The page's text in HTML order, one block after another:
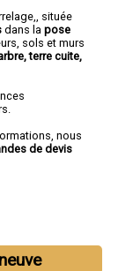
, située
dans la pose
sols et murs
terre cuite,
nous
de devis